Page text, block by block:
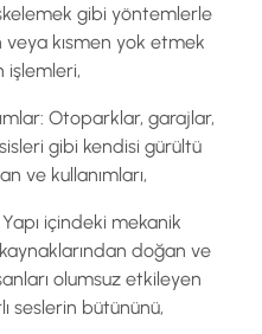
gibi yöntemlerle
kısmen yok etmek
işlemleri,
Otoparklar, garajlar,
gibi kendisi gürültü
ve kullanımları,
içindeki mekanik
doğan ve
olumsuz etkileyen
seslerin bütününü,